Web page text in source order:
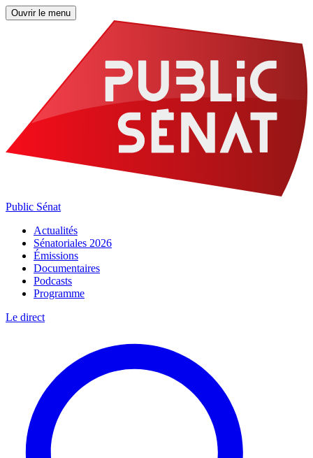
Ouvrir le menu
Public Sénat
Actualités
Sénatoriales 2026
Émissions
Documentaires
Podcasts
Programme
Le direct